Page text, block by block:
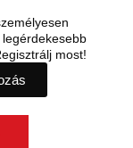
most!